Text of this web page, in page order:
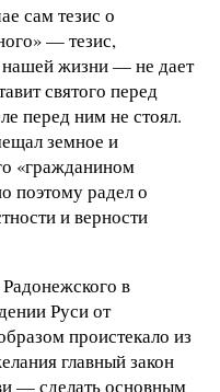
сам тезис о
— тезис,
нашей жизни — не дает
святого перед
перед ним не стоял.
земное и
«гражданином
поэтому радел о
и верности
в
Руси от
проистекало из
главный закон
— сделать основным